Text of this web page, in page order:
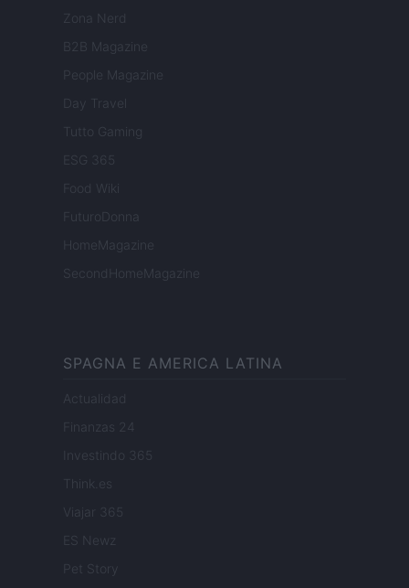
Zona Nerd
B2B Magazine
People Magazine
Day Travel
Tutto Gaming
ESG 365
Food Wiki
FuturoDonna
HomeMagazine
SecondHomeMagazine
SPAGNA E AMERICA LATINA
Actualidad
Finanzas 24
Investindo 365
Think.es
Viajar 365
ES Newz
Pet Story